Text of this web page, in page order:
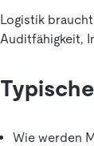
Logistik
Auditfähigkeit,
Wie werden